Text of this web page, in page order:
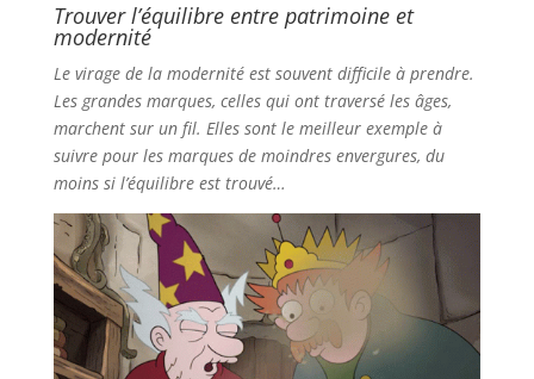
Trouver l’équilibre entre patrimoine et
modernité
Le virage de la modernité est souvent difficile à prendre.
Les grandes marques, celles qui ont traversé les âges,
marchent sur un fil. Elles sont le meilleur exemple à
suivre pour les marques de moindres envergures, du
moins si l’équilibre est trouvé…